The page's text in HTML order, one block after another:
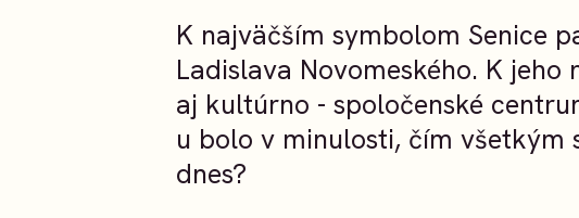
K najväčším symbolom Senice
Ladislava Novomeského. K
aj kultúrno - spoločenské
u bolo v minulosti, čím všetkým
dnes?